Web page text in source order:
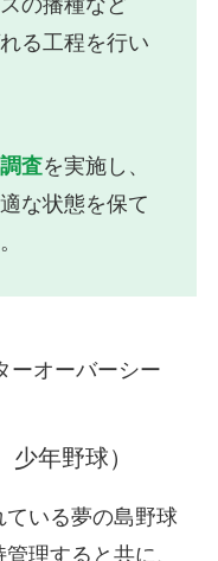
の播種など
る工程を行い
査を実施し、
な状態を保て
ーオーバーシー
年野球）
いる夢の島野球
理すると共に、